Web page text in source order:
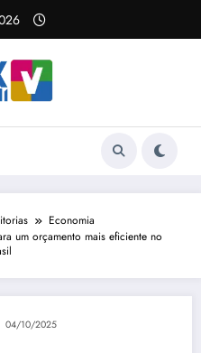
Economia
um orçamento mais eficiente no
04/10/2025